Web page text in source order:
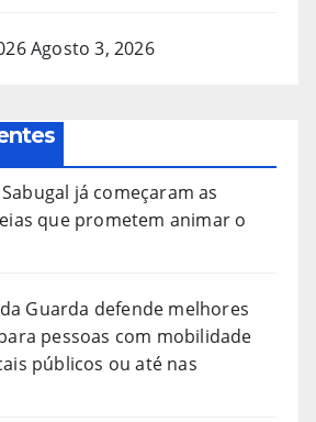
Agosto 3, 2026
já começaram as
que prometem animar o
Guarda defende melhores
pessoas com mobilidade
públicos ou até nas